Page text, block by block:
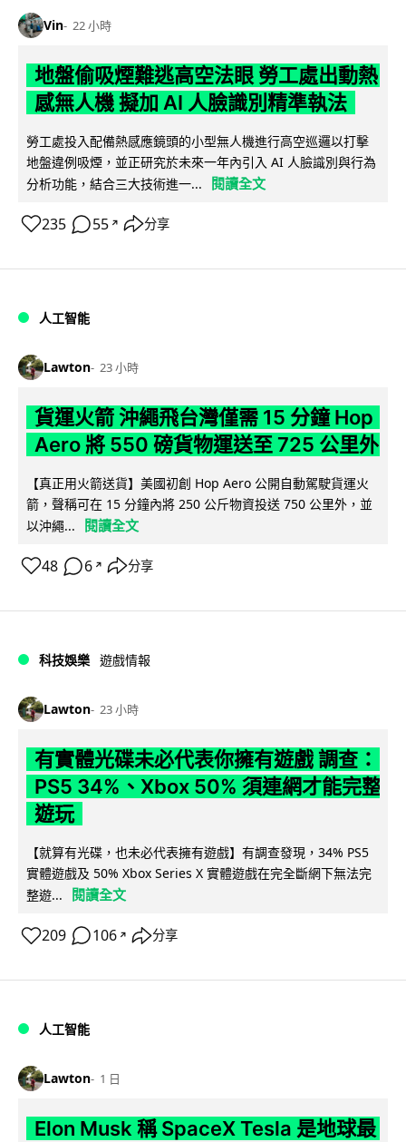
Vin 22 小時
地盤偷吸煙難逃高空法眼 勞工處出動熱
感無人機 擬加 AI 人臉識別精準執法
勞工處投入配備熱感應鏡頭的小型無人機進行高空巡邏以打擊
地盤違例吸煙，並正研究於未來一年內引入 AI 人臉識別與行為
分析功能，結合三大技術進一...
閱讀全文
235 55 ↗ 分享
人工智能
Lawton 23 小時
貨運火箭 沖繩飛台灣僅需 15 分鐘 Hop
Aero 將 550 磅貨物運送至 725 公里外
【真正用火箭送貨】美國初創 Hop Aero 公開自動駕駛貨運火
箭，聲稱可在 15 分鐘內將 250 公斤物資投送 750 公里外，並
以沖繩...
閱讀全文
48 6 ↗ 分享
科技娛樂 遊戲情報
Lawton 23 小時
有實體光碟未必代表你擁有遊戲 調查：
PS5 34%、Xbox 50% 須連網才能完整
遊玩
【就算有光碟，也未必代表擁有遊戲】有調查發現，34% PS5
實體遊戲及 50% Xbox Series X 實體遊戲在完全斷網下無法完
整遊...
閱讀全文
209 106 ↗ 分享
人工智能
Lawton 1 日
Elon Musk 稱 SpaceX Tesla 是地球最